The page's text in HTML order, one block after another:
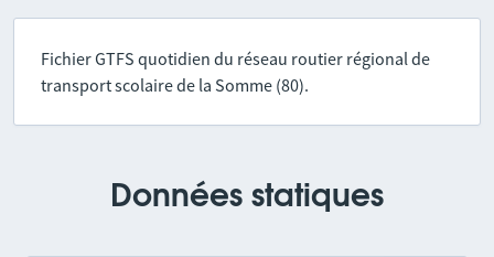
Fichier GTFS quotidien du réseau routier régional de
transport scolaire de la Somme (80).
Données statiques